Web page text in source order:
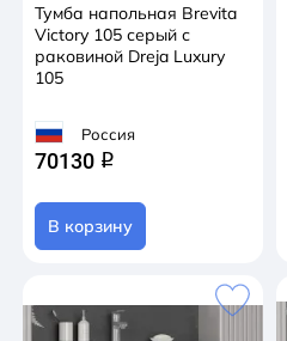
Тумба напольная Brevita
Victory 105 серый с
раковиной Dreja Luxury
105
Россия
70130 q
В корзину